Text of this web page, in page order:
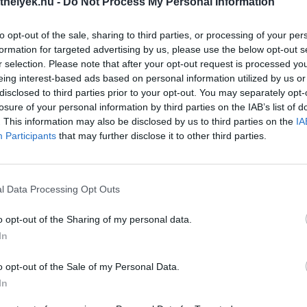
opt-out of the sale, sharing to third parties, or processing of your
for targeted advertising by us, please use the below opt-out
selection. Please note that after your opt-out request is processed
interest-based ads based on personal information utilized by us
to third parties prior to your opt-out. You may separately
of your personal information by third parties on the IAB’s list of
This information may also be disclosed by us to third parties on the
Participants that may further disclose it to other third parties.
Data Processing Opt Outs
opt-out of the Sharing of my personal data.
opt-out of the Sale of my Personal Data.
hat lábujjú, lundavadász
meg a norvég lundehundot, az
olyan kutyafajtát, ami a lundák
lett kitenyésztve. A spitz
fajta igen ritka, és rendkívül
teszi rugalmassága.
»
Filmajánló: Kutyahideg -
Nagyszerű film a kutyák és a
szerelmeseinek. Figyelem,
tartalmaz a cikk, ugyanis a
eseményeken alapul, amiről
teszünk!
tovább »
Lee Curtis által kiskutyáját
Lee Curtis a 94. Academy Awards-
Sikeres volt a feltűnést keltő
Kismama hírek a vakvezető
Boldog hónap a január a